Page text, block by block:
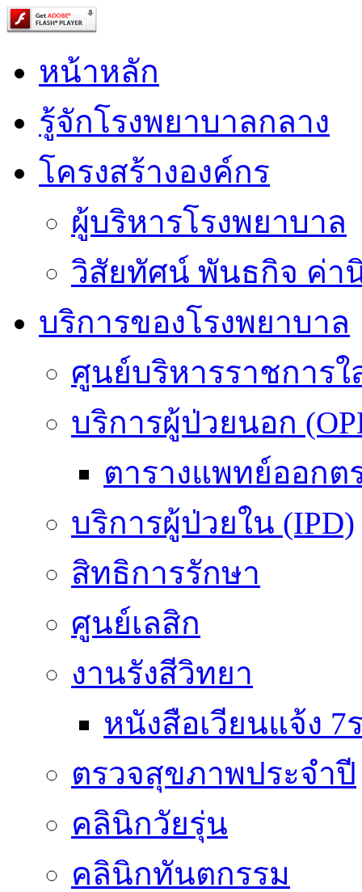
หน้าหลัก
รู้จักโรงพยาบาลกลาง
โครงสร้างองค์กร
ผู้บริหารโรงพยาบาล
วิสัยทัศน์ พันธกิจ ค่า
บริการของโรงพยาบาล
ศูนย์บริหารราชการใ
บริการผู้ป่วยนอก
ตารางแพทย์ออกต
บริการผู้ป่วยใน (IPD)
สิทธิการรักษา
ศูนย์เลสิก
งานรังสีวิทยา
หนังสือเวียนแจ้ง 7
ตรวจสุขภาพประจำปี
คลินิกวัยรุ่น
คลินิกทันตกรรม